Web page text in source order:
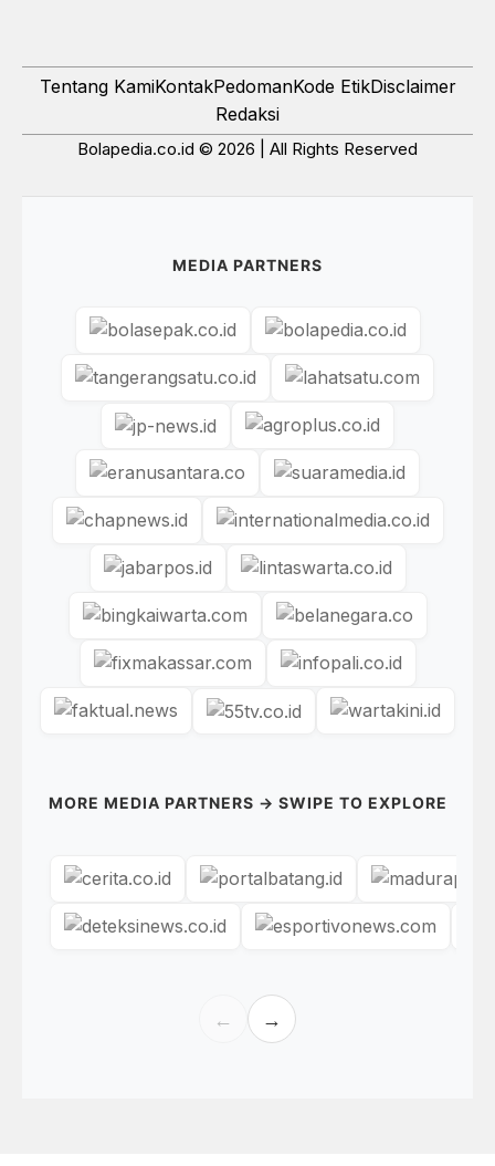
Tentang KamiKontakPedomanKode EtikDisclaimer
Redaksi
Bolapedia.co.id © 2026 | All Rights Reserved
MEDIA PARTNERS
MORE MEDIA PARTNERS → SWIPE TO EXPLORE
← →